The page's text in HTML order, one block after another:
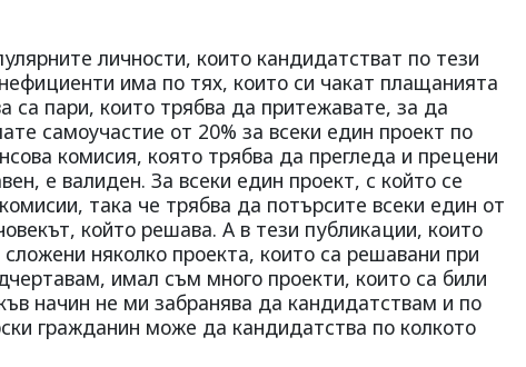
личности, които кандидатстват по тези
има по тях, които си чакат плащанията
са пари, които трябва да притежавате, за да
самоучастие от 20% за всеки един проект по
комисия, която трябва да прегледа и прецени
е валиден. За всеки един проект, с който се
така че трябва да потърсите всеки един от
който решава. А в тези публикации, които
няколко проекта, които са решавани при
имал съм много проекти, които са били
начин не ми забранява да кандидатствам и по
гражданин може да кандидатства по колкото